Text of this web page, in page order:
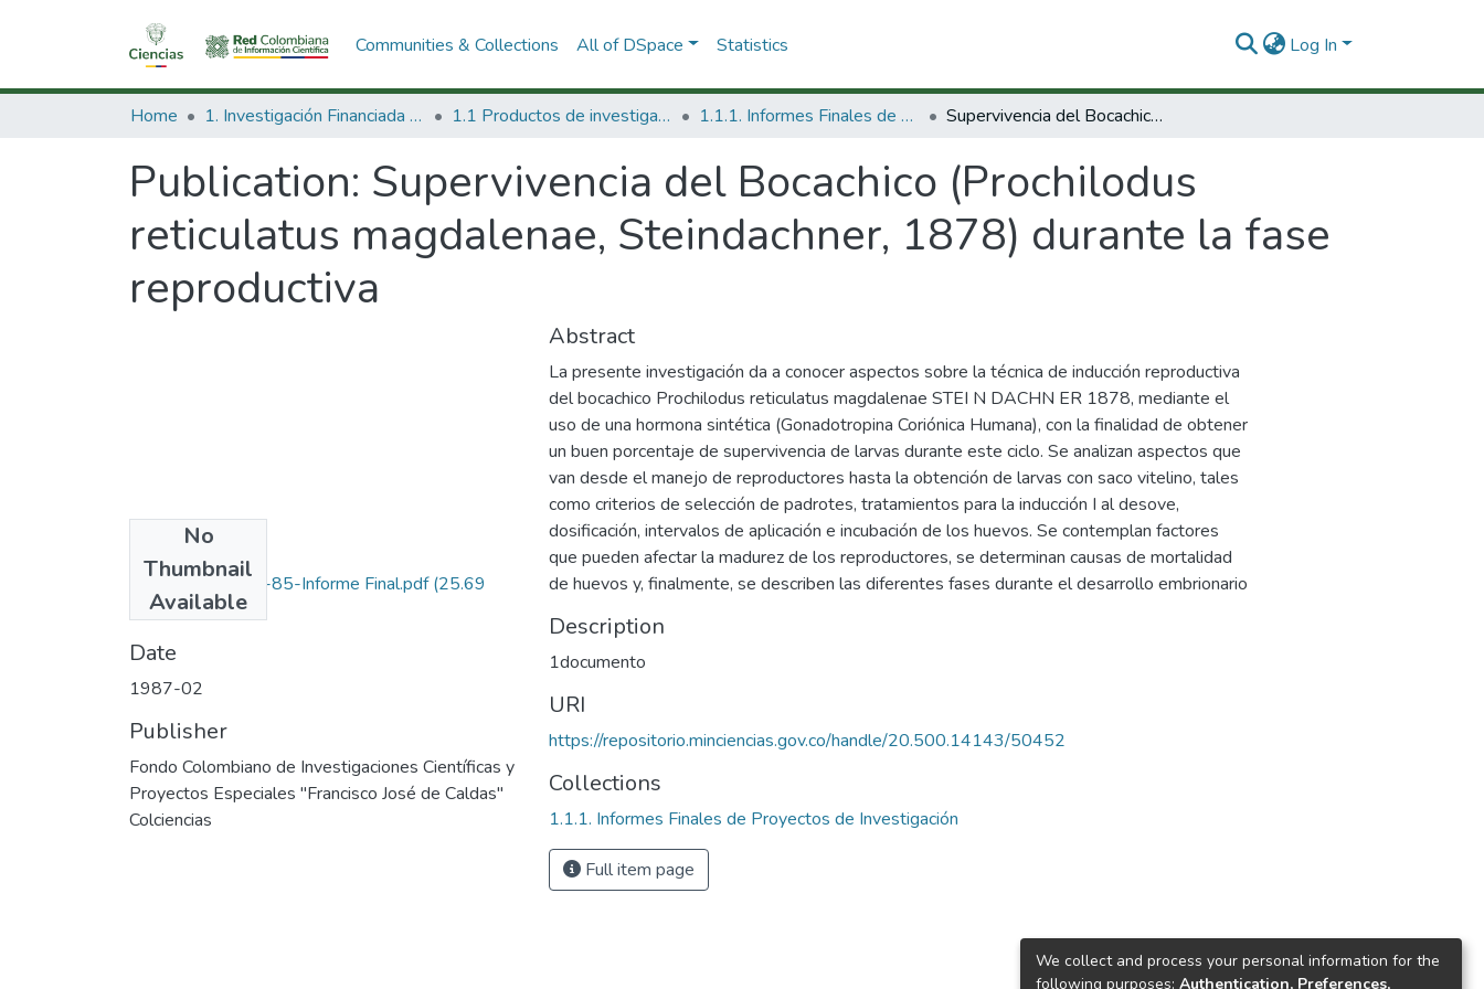
Communities & Collections All of DSpace Statistics Log In
Home 1. Investigación Financiada con Recursos Públicos 1.1 Productos de investigación 1.1.1. Informes Finales de Proyectos de Investigación Supervivencia del Bocachico (Prochilodus reticulatus magdalenae, Steindachner, 1878) durante la fase reproductiva
Publication: Supervivencia del Bocachico (Prochilodus
reticulatus magdalenae, Steindachner, 1878) durante la fase
reproductiva
No
Thumbnail
Available
3122-09-002-85-Informe Final.pdf(25.69
MB)
Date
1987-02
Publisher
Fondo Colombiano de Investigaciones Científicas y
Proyectos Especiales "Francisco José de Caldas"
Colciencias
Abstract
La presente investigación da a conocer aspectos sobre la técnica de inducción reproductiva
del bocachico Prochilodus reticulatus magdalenae STEI N DACHN ER 1878, mediante el
uso de una hormona sintética (Gonadotropina Coriónica Humana), con la finalidad de obtener
un buen porcentaje de supervivencia de larvas durante este ciclo. Se analizan aspectos que
van desde el manejo de reproductores hasta la obtención de larvas con saco vitelino, tales
como criterios de selección de padrotes, tratamientos para la inducción I al desove,
dosificación, intervalos de aplicación e incubación de los huevos. Se contemplan factores
que pueden afectar la madurez de los reproductores, se determinan causas de mortalidad
de huevos y, finalmente, se describen las diferentes fases durante el desarrollo embrionario
Description
1documento
URI
https://repositorio.minciencias.gov.co/handle/20.500.14143/50452
Collections
1.1.1. Informes Finales de Proyectos de Investigación
Full item page
We collect and process your personal information for the
following purposes: Authentication, Preferences,